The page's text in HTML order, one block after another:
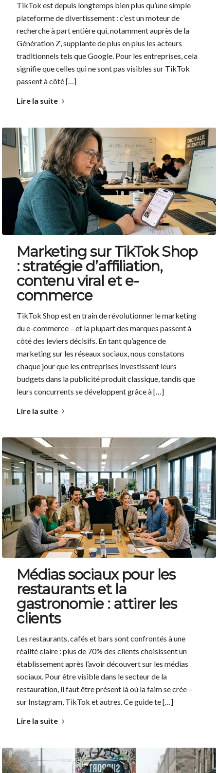
TikTok est depuis longtemps bien plus qu’une simple
plateforme de divertissement : c’est un moteur de
recherche à part entière qui, notamment auprès de la
Génération Z, supplante de plus en plus les acteurs
traditionnels tels que Google. Pour les entreprises, cela
signifie que celles qui ne sont pas visibles sur TikTok
passent à côté […]
Lire la suite
Marketing sur TikTok Shop
: stratégie d’affiliation,
contenu viral et e-
commerce
TikTok Shop est en train de révolutionner le marketing
du e-commerce – et la plupart des marques passent à
côté des leviers décisifs. En tant qu’agence de
marketing sur les réseaux sociaux, nous constatons
chaque jour que les entreprises investissent leurs
budgets dans la publicité produit classique, tandis que
leurs concurrents se développent grâce à […]
Lire la suite
Médias sociaux pour les
restaurants et la
gastronomie : attirer les
clients
Les restaurants, cafés et bars sont confrontés à une
réalité claire : plus de 70% des clients choisissent un
établissement après l’avoir découvert sur les médias
sociaux. Pour être visible dans le secteur de la
restauration, il faut être présent là où la faim se crée –
sur Instagram, TikTok et autres. Ce guide te […]
Lire la suite